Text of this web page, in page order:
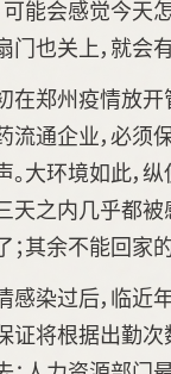
可能会感觉今天
门也关上，就会
在郑州疫情放开
流通企业，必须
。大环境如此，
天之内几乎都被
；其余不能回家
感染过后，临近
证将根据出勤次